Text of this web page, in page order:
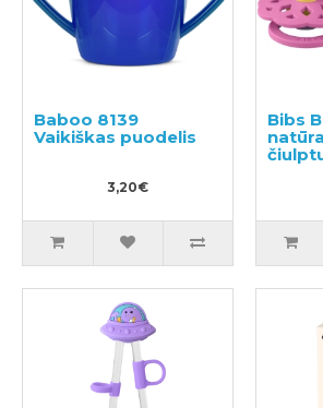
Baboo 8139
Vaikiškas puodelis
3,20€
Bibs